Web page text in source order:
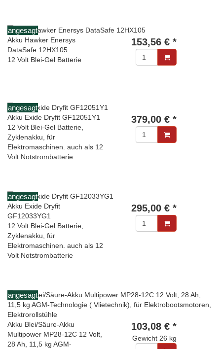
angesagt
Akku Hawker Enersys
DataSafe 12HX105
12 Volt Blei-Gel Batterie
153,56 € *
angesagt
Akku Exide Dryfit GF12051Y1
12 Volt Blei-Gel Batterie,
Zyklenakku, für
Elektromaschinen. auch als 12
Volt Notstrombatterie
379,00 € *
angesagt
Akku Exide Dryfit
GF12033YG1
12 Volt Blei-Gel Batterie,
Zyklenakku, für
Elektromaschinen. auch als 12
Volt Notstrombatterie
295,00 € *
angesagt
Akku Blei/Säure-Akku
Multipower MP28-12C 12 Volt,
28 Ah, 11,5 kg AGM-
103,08 € *
Gewicht 26 kg